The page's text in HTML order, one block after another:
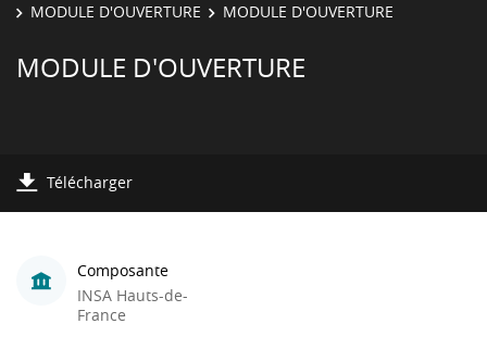
MODULE D'OUVERTURE
MODULE D'OUVERTURE
MODULE D'OUVERTURE
Télécharger
Composante
INSA Hauts-de-
France